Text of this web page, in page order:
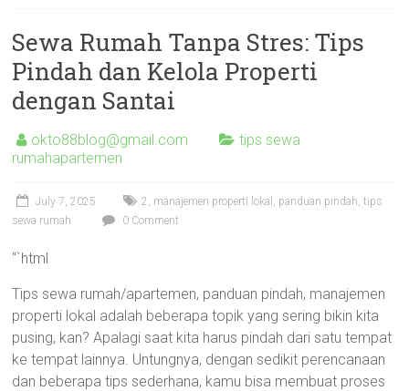
Sewa Rumah Tanpa Stres: Tips
Pindah dan Kelola Properti
dengan Santai
okto88blog@gmail.com
tips sewa
rumahapartemen
July 7, 2025 2 , manajemen properti lokal , panduan pindah,tips
sewa rumah
0 Comment
“`html
Tips sewa rumah/apartemen, panduan pindah, manajemen
properti lokal adalah beberapa topik yang sering bikin kita
pusing, kan? Apalagi saat kita harus pindah dari satu tempat
ke tempat lainnya. Untungnya, dengan sedikit perencanaan
dan beberapa tips sederhana, kamu bisa membuat proses